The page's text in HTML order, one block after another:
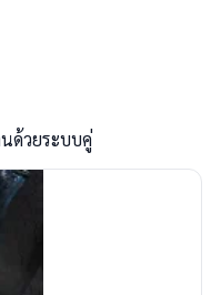
ด้วยระบบคู่